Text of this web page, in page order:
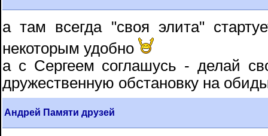
а там всегда "своя элита"
некоторым удобно
а с Сергеем соглашусь - делай
дружественную обстановку на
Андрей Памяти друзей